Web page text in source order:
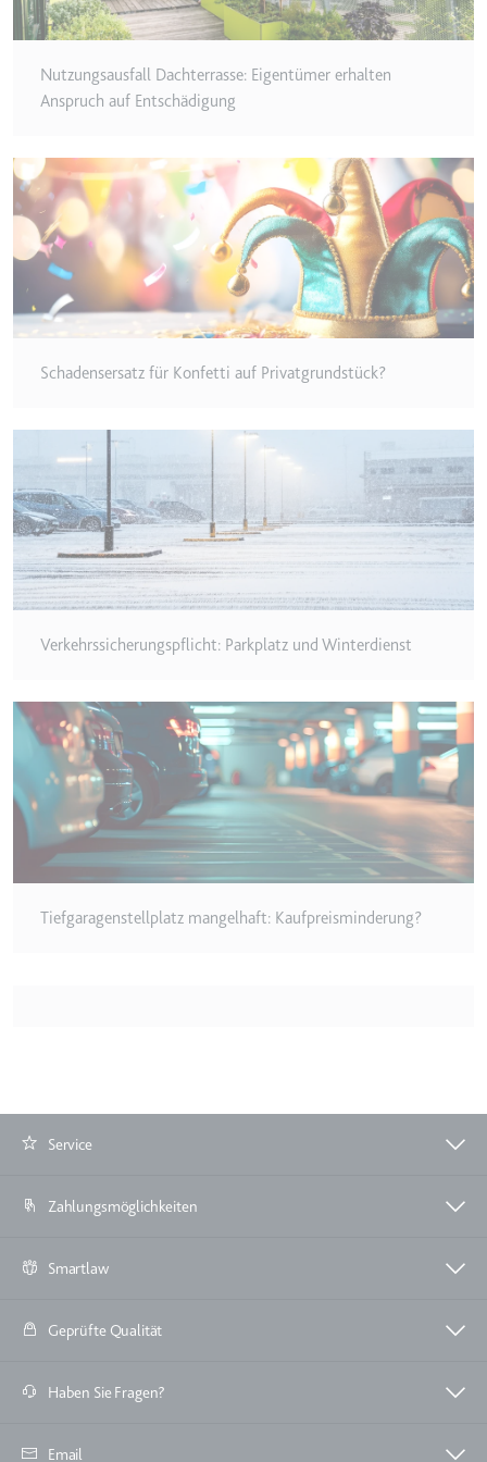
Typ:
HTTP-Cookie
__Secure-YEC
Zweck:
Speichert die
Benutzereinstellungen beim Abruf
eines auf anderen Webseiten
integrierten Youtube-Videos
Ablauf:
Sitzung
HTTP-Cookie
__Secure-YNID
Zweck:
Wird verwendet, um die
Interaktion der Nutzer mit
eingebetteten Inhalten zu
verfolgen.
Ablauf:
180 Tage
Typ:
HTTP-Cookie
LAST_RESULT_ENTRY_KEY
Zweck:
Wird verwendet, um die
Interaktion der Nutzer mit
eingebetteten Inhalten zu
verfolgen.
Ablauf:
Sitzung
Typ:
HTTP-Cookie
Typ:
ServiceWorkerLogsDatabase#SWHealthLog
Ablauf:
Beständig
Nutzungsausfall Dachterrasse: Eigentümer erhalten
Anspruch auf Entschädigung
Schadensersatz für Konfetti auf Privatgrundstück?
Verkehrssicherungspflicht: Parkplatz und Winterdienst
Tiefgaragenstellplatz mangelhaft: Kaufpreisminderung?
Service
Zahlungsmöglichkeiten
Smartlaw
Geprüfte Qualität
Haben Sie Fragen?
Email